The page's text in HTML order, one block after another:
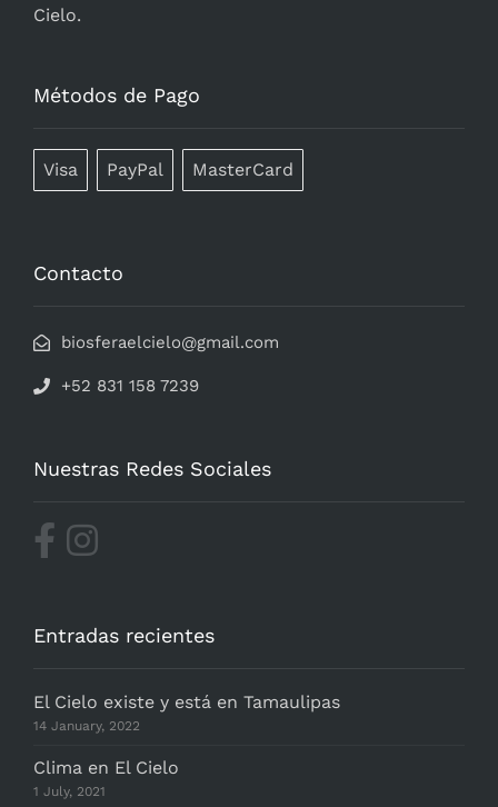
Cielo.
Métodos de Pago
Visa PayPal MasterCard
Contacto
biosferaelcielo@gmail.com
+52 831 158 7239
Nuestras Redes Sociales
Entradas recientes
El Cielo existe y está en Tamaulipas
14 January, 2022
Clima en El Cielo
1 July, 2021